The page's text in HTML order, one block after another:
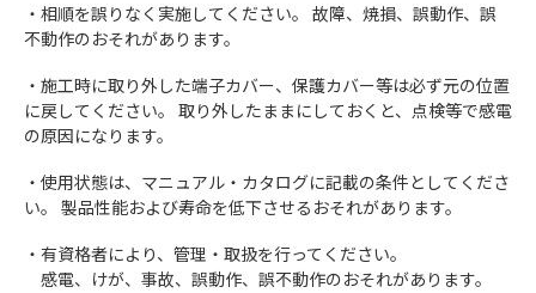
・相順を誤りなく実施してください。 故障、焼損、誤動作、誤
不動作のおそれがあります。
・施工時に取り外した端子カバー、保護カバー等は必ず元の位置
に戻してください。 取り外したままにしておくと、点検等で感電
の原因になります。
・使用状態は、マニュアル・カタログに記載の条件としてくださ
い。 製品性能および寿命を低下させるおそれがあります。
・有資格者により、管理・取扱を行ってください。
感電、けが、事故、誤動作、誤不動作のおそれがあります。